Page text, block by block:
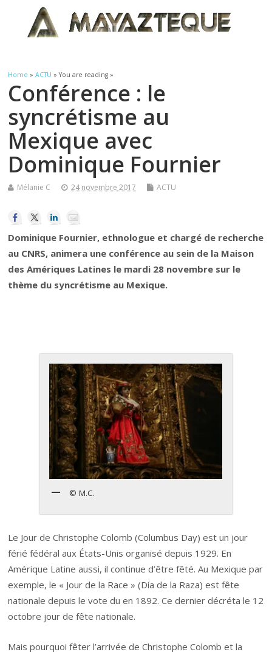
Home »ACTU » You are reading »
Conférence : le
syncrétisme au
Mexique avec
Dominique Fournier
Mélanie C 24 novembre 2017 ACTU
Dominique Fournier, ethnologue et chargé de recherche
au CNRS, animera une conférence au sein de la Maison
des Amériques Latines le mardi 28 novembre sur le
thème du syncrétisme au Mexique.
© M.C.
Le Jour de Christophe Colomb (Columbus Day) est un jour
férié fédéral aux États-Unis organisé depuis 1929. En
Amérique Latine aussi, il continue d’être fêté. Au Mexique par
exemple, le « Jour de la Race » (Día de la Raza) est fête
nationale depuis le vote du en 1892. Ce dernier décréta le 12
octobre jour de fête nationale.
Mais pourquoi fêter l’arrivée de Christophe Colomb et la